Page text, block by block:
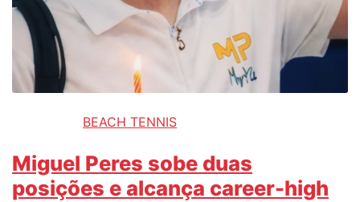
BEACH TENNIS
Miguel Peres sobe duas
posições e alcança career-high